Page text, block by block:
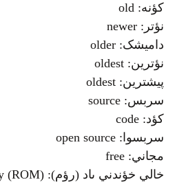
کؤنه: old
نؤتر: newer
داميشک: older
نؤترين: oldest
پيشترين: oldest
سربس: source
کؤد: code
سربسوا: open source
مجاني: free
خالي خؤندني ىاد (رؤم): read only memory (ROM)